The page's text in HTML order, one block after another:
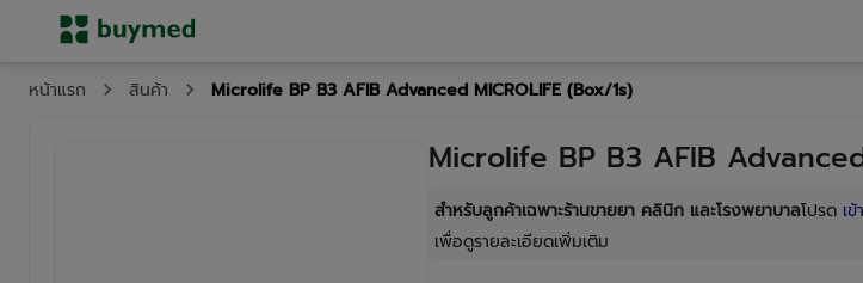
หน้าแรก สินค้า Microlife BP B3 AFIB Advanced MICROLIFE (Box/1s)
Microlife BP B3 AFIB
สำหรับลูกค้าเฉพาะร้านขายยา คลินิก และโรงพยาบาลโปรด เ
เพื่อดูรายละเอียดเพิ่มเติม